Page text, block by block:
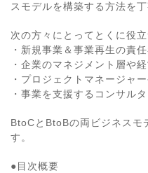
スモデルを構築する方法を
次の方々にとってとくに役
・新規事業＆事業再生の責
・企業のマネジメント層や
・プロジェクトマネージャ
・事業を支援するコンサルタ
BtoCとBtoBの両ビジネスモ
す。
●目次概要